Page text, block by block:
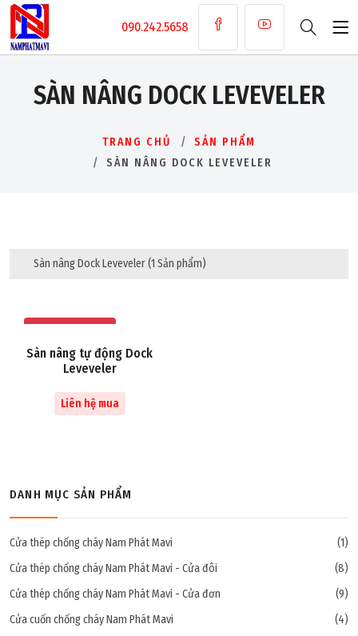
090.242.5658
SÀN NÂNG DOCK LEVEVELER
TRANG CHỦ
SẢN PHẨM
SÀN NÂNG DOCK LEVEVELER
Sàn nâng Dock Leveveler(1 Sản phẩm)
Sàn nâng tự động Dock
Leveveler
Liên hệ mua
DANH MỤC SẢN PHẨM
Cửa thép chống cháy Nam Phát Mavi
(1)
Cửa thép chống cháy Nam Phát Mavi - Cửa đôi
(8)
Cửa thép chống cháy Nam Phát Mavi - Cửa đơn
(9)
Cửa cuốn chống cháy Nam Phát Mavi
(4)